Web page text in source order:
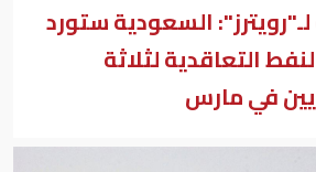
السعودية ستورد
التعاقدية لثلاثة
في مارس